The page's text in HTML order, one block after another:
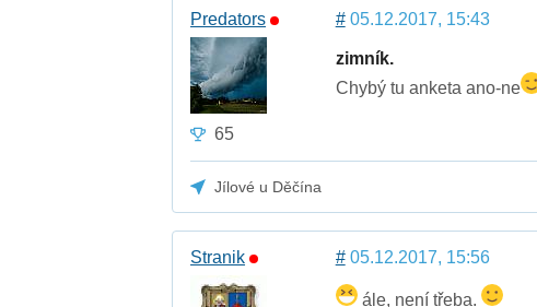
Predators
65
#05.12.2017, 15:43
zimník.
Chybý tu anketa ano-ne
Jílové u Děčína
Stranik #05.12.2017, 15:56
ále, není třeba.